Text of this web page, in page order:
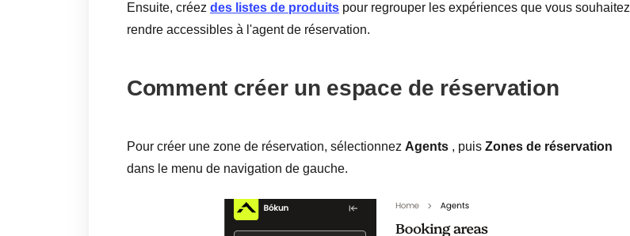
Ensuite, créez des listes de produits pour regrouper les expériences que vous souhaitez
rendre accessibles à l'agent de réservation.
Comment créer un espace de réservation
Pour créer une zone de réservation, sélectionnez Agents , puis Zones de réservation
dans le menu de navigation de gauche.